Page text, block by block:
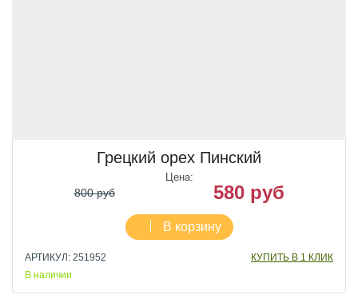
Грецкий орех Пинский
Цена:
800 руб 580 руб
В корзину
АРТИКУЛ: 251952
КУПИТЬ В 1 КЛИК
В наличии